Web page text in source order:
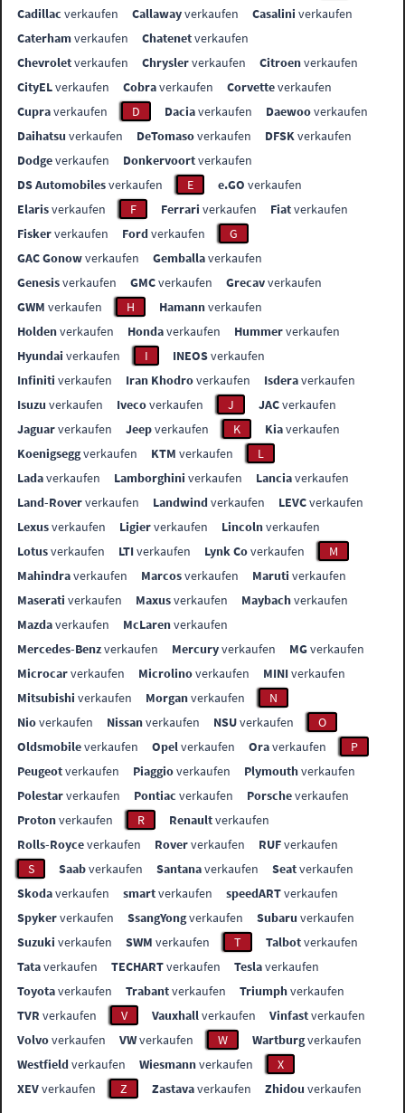
Cadillac verkaufen Callawayverkaufen Casalini verkaufen
Caterhamverkaufen Chatenetverkaufen
Chevroletverkaufen Chryslerverkaufen Citroenverkaufen
CityELverkaufen Cobraverkaufen Corvetteverkaufen
Cupraverkaufen D Daciaverkaufen Daewooverkaufen
Daihatsu verkaufen DeTomasoverkaufen DFSKverkaufen
Dodgeverkaufen Donkervoortverkaufen
DS Automobilesverkaufen E e.GO verkaufen
Elarisverkaufen F Ferrari verkaufen Fiatverkaufen
Fiskerverkaufen Fordverkaufen
G
GAC Gonowverkaufen Gemballaverkaufen
Genesisverkaufen GMCverkaufen Grecavverkaufen
GWM verkaufen H Hamannverkaufen
Holdenverkaufen Hondaverkaufen Hummerverkaufen
Hyundai verkaufen I INEOSverkaufen
Infiniti verkaufen Iran Khodroverkaufen Isderaverkaufen
Isuzu verkaufen Ivecoverkaufen J JACverkaufen
Jaguarverkaufen Jeepverkaufen K Kiaverkaufen
Koenigseggverkaufen KTM verkaufen
L
Ladaverkaufen Lamborghini verkaufen Lanciaverkaufen
Land-Roververkaufen Landwindverkaufen LEVCverkaufen
Lexusverkaufen Ligierverkaufen Lincolnverkaufen
Lotusverkaufen LTIverkaufen Lynk Coverkaufen
M
Mahindraverkaufen Marcosverkaufen Maruti verkaufen
Maserati verkaufen Maxusverkaufen Maybachverkaufen
Mazdaverkaufen McLarenverkaufen
Mercedes-Benzverkaufen Mercuryverkaufen MGverkaufen
Microcarverkaufen Microlinoverkaufen MINIverkaufen
Mitsubishi verkaufen Morganverkaufen
N
Nioverkaufen Nissanverkaufen NSUverkaufen
O
Oldsmobileverkaufen Opelverkaufen Oraverkaufen
P
Peugeotverkaufen Piaggioverkaufen Plymouthverkaufen
Polestarverkaufen Pontiac verkaufen Porscheverkaufen
Protonverkaufen R Renaultverkaufen
Rolls-Royceverkaufen Roververkaufen RUFverkaufen
S
Saabverkaufen Santanaverkaufen Seatverkaufen
Skodaverkaufen smartverkaufen speedARTverkaufen
Spykerverkaufen SsangYongverkaufen Subaru verkaufen
Suzuki verkaufen SWM verkaufen T Talbotverkaufen
Tataverkaufen TECHARTverkaufen Teslaverkaufen
Toyotaverkaufen Trabantverkaufen Triumphverkaufen
TVR verkaufen V Vauxhallverkaufen Vinfastverkaufen
Volvoverkaufen VWverkaufen W Wartburgverkaufen
Westfieldverkaufen Wiesmannverkaufen
X
XEVverkaufen Z Zastavaverkaufen Zhidou verkaufen